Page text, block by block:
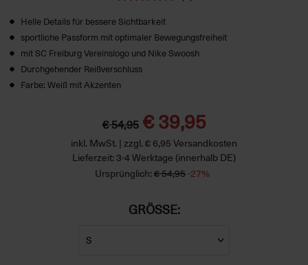
Helle Details für bessere Sichtbarkeit
sportliche Passform mit optimaler Bewegungsfreiheit
mit SC Freiburg Vereinslogo und Nike Swoosh
Durchgehender Reißverschluss
Farbe: Weiß mit Akzenten
€ 54,95 € 39,95
inkl. MwSt. | zzgl. € 6,95 Versandkosten
Lieferzeit: 3-4 Werktage (innerhalb DE)
Ursprünglich: € 54,95-27%
GRÖSSE: